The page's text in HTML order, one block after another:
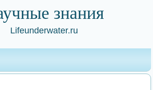
знания
Lifeunderwater.ru